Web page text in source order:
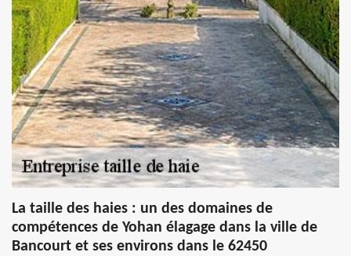
La taille des haies : un des domaines de
compétences de Yohan élagage dans la ville de
Bancourt et ses environs dans le 62450